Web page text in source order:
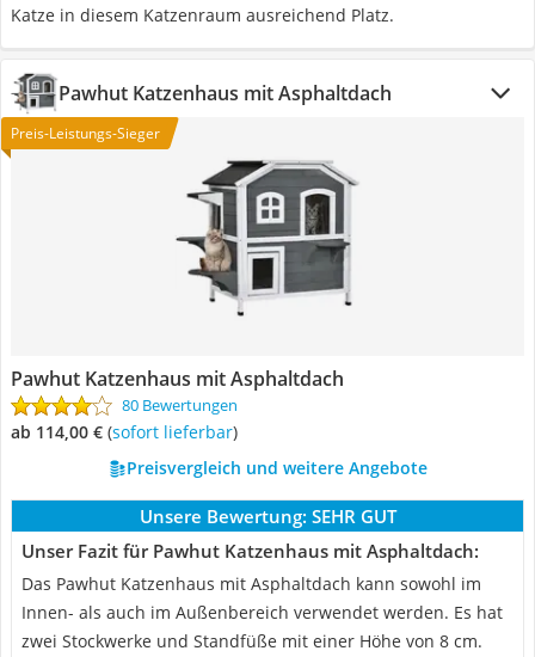
Katze in diesem Katzenraum ausreichend Platz.
Pawhut Katzenhaus mit Asphaltdach
Preis-Leistungs-Sieger
Pawhut Katzenhaus mit Asphaltdach
80 Bewertungen
ab 114,00 € ( Sofort lieferbar)
Preisvergleich und weitere Angebote
Unsere Bewertung: SEHR GUT
Unser Fazit für Pawhut Katzenhaus mit Asphaltdach:
Das Pawhut Katzenhaus mit Asphaltdach kann sowohl im
Innen- als auch im Außenbereich verwendet werden. Es hat
zwei Stockwerke und Standfüße mit einer Höhe von 8 cm.